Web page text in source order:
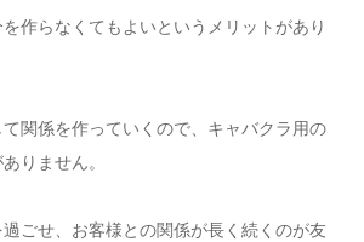
作らなくてもよいというメリットがあり
関係を作っていくので、キャバクラ用の
りません。
ごせ、お客様との関係が長く続くのが友